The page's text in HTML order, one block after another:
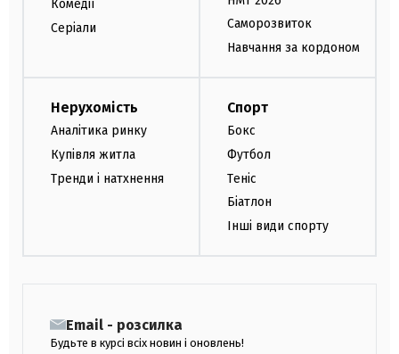
Комедії
Серіали
Саморозвиток
Навчання за кордоном
Нерухомість
Аналітика ринку
Купівля житла
Тренди і натхнення
Спорт
Бокс
Футбол
Теніс
Біатлон
Інші види спорту
Email - розсилка
Будьте в курсі всіх новин і оновлень!